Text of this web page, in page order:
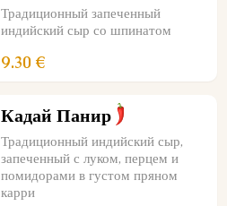
Традиционный запеченный
индийский сыр со шпинатом
9.30 €
Кадай Панир
Традиционный индийский сыр,
запеченный с луком, перцем и
помидорами в густом пряном
карри